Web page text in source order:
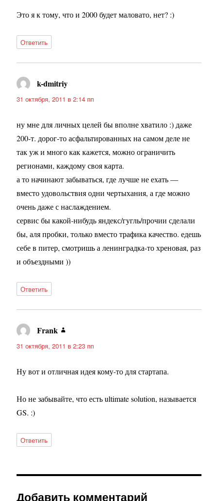
Это я к тому, что и 2000 будет маловато, нет? :)
Ответить
k-dmitriy
31 октября, 2011 в 2:14 пп
ну мне для личных целей бы вполне хватило :) даже
200-т. дорог-то асфальтированных на самом деле не
так уж и много как кажется, можно ограничить
регионами, каждому своя карта.
а то начинают забываться, где лучше не ехать —
вместо удовольствия одни чертыхания, а где можно
очень даже с наслаждением.
сервис бы какой-нибудь яндекс/гугль/прочии сделали
бы, аля пробки, только вместо трафика качество. едешь
себе в питер, смотришь а ленинградка-то хреновая, раз
и объездными ))
Ответить
Frank
31 октября, 2011 в 2:23 пп
Ну вот и отличная идея кому-то для стартапа.
Но не забывайте, что есть ultimate solution, называется
GS. :)
Ответить
Добавить комментарий